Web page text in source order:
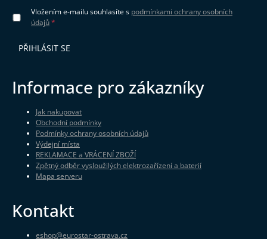
Vložením e-mailu souhlasíte s podmínkami ochrany osobních
údajů
PŘIHLÁSIT SE
Informace pro zákazníky
Jak nakupovat
Obchodní podmínky
Podmínky ochrany osobních údajů
Výdejní místa
REKLAMACE a VRÁCENÍ ZBOŽÍ
Zpětný odběr vysloužilých elektrozařízení a baterií
Mapa serveru
Kontakt
eshop@eurostar-ostrava.cz